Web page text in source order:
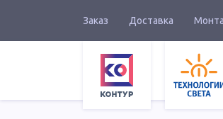
Заказ Доставка